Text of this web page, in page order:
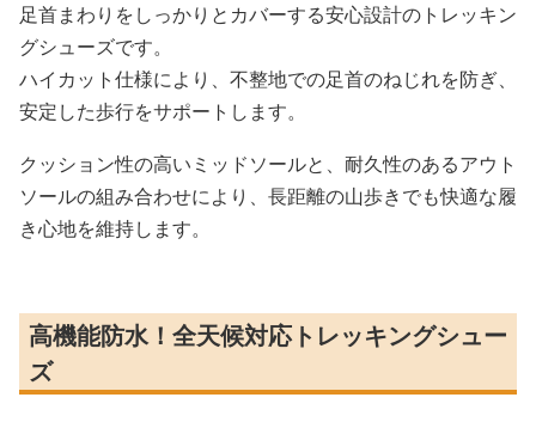
足首まわりをしっかりとカバーする安心設計のトレッキン
グシューズです。
ハイカット仕様により、不整地での足首のねじれを防ぎ、
安定した歩行をサポートします。
クッション性の高いミッドソールと、耐久性のあるアウト
ソールの組み合わせにより、長距離の山歩きでも快適な履
き心地を維持します。
高機能防水！全天候対応トレッキングシュー
ズ